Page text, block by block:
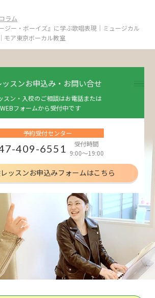
ラム
ジー・ボーイズ』に学ぶ歌唱表現｜ミュージカル
モア東京ボーカル教室
スンお申込み・お問い合せ
スン・入校のご相談はお電話または
WEBフォームから受付中です
予約受付センター
409-6551
受付時間
9:00～19:00
ッスンお申込みフォームはこちら